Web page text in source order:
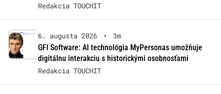
Redakcia TOUCHIT
6. augusta 2026 •
3m
GFI Software: AI technológia MyPersonas umožňuje
digitálnu interakciu s historickými osobnosťami
Redakcia TOUCHIT